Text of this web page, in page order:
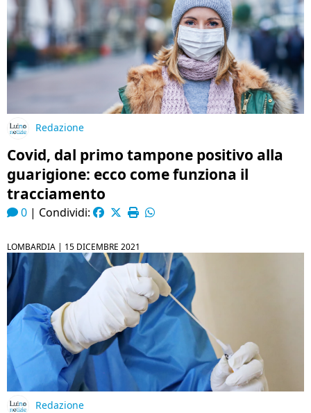
Redazione
Covid, dal primo tampone positivo alla
guarigione: ecco come funziona il
tracciamento
0 | Condividi:
LOMBARDIA | 15 DICEMBRE 2021
Redazione